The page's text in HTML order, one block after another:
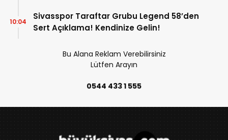
Sivasspor Taraftar Grubu Legend 58’den
Sert Açıklama! Kendinize Gelin!
10:04
Bu Alana Reklam Verebilirsiniz
Lütfen Arayın
0544 433 1 555